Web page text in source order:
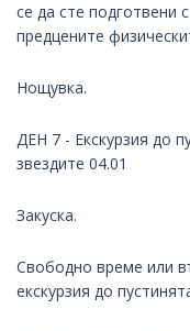
се да сте подготвени
предцените
Нощувка.
ДЕН 7 - Екскурзия до
звездите 04.01
Закуска.
Свободно време или
екскурзия до